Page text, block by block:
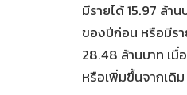
มีรายได้ 15.97 ล้า
ของปีก่อน หรือมีรา
28.48 ล้านบาท เมื่
หรือเพิ่มขึ้นจากเดิม